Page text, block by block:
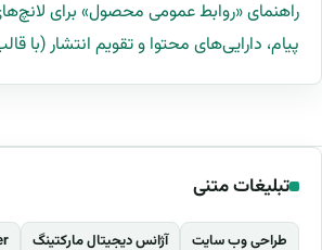
پیام، دارایی‌های محتوا و تقویم انتشار (با
تبلیغات متنی
طراحی وب سایت آژانس دیجیتال مارکتینگ